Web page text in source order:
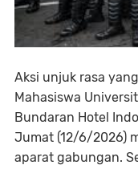
Aksi unjuk rasa
Mahasiswa
Bundaran Hotel
Jumat (12/6/2026)
aparat gabungan.